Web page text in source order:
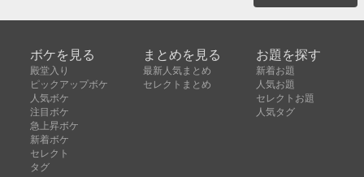
ボケを見る
殿堂入り
ピックアップボケ
人気ボケ
注目ボケ
急上昇ボケ
新着ボケ
セレクト
タグ
まとめを見る
最新人気まとめ
セレクトまとめ
お題を探す
新着お題
人気お題
セレクトお題
人気タグ